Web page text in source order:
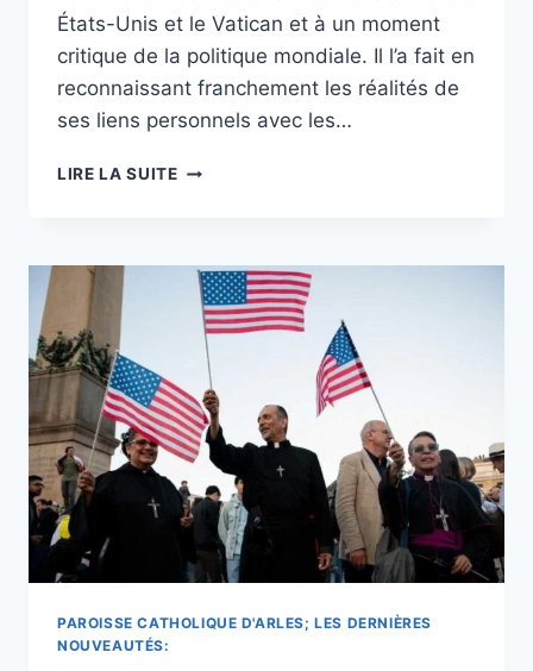
États-Unis et le Vatican et à un moment
critique de la politique mondiale. Il l’a fait en
reconnaissant franchement les réalités de
ses liens personnels avec les…
LIRE LA SUITELES
LÉON
XIV
POUR
JOUR
DE
L’INDÉPENDANCE
CANALISENT
LE
CARDINAL
GIBBONS
SUPPLICATION
DÉBUT
PAROISSE CATHOLIQUE D'ARLES; LES DERNIÈRES
NOUVEAUTÉS: